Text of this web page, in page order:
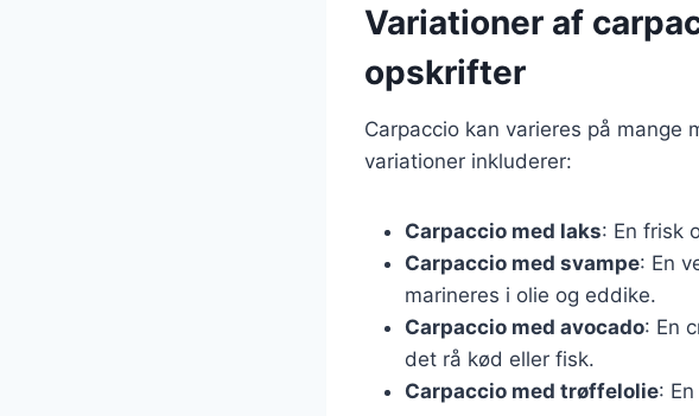
Variationer af
opskrifter
Carpaccio kan varieres på
variationer inkluderer:
Carpaccio med laks: En frisk
Carpaccio med svampe: En
marineres i olie og eddike.
Carpaccio med avocado: En
det rå kød eller fisk.
Carpaccio med trøffelolie: